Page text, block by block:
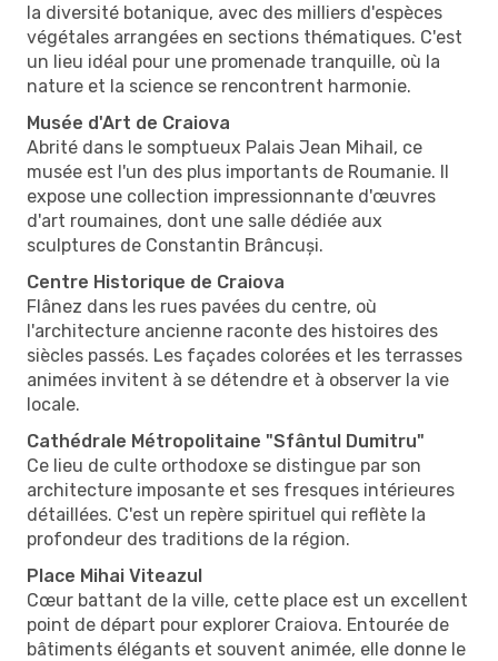
la diversité botanique, avec des milliers d'espèces
végétales arrangées en sections thématiques. C'est
un lieu idéal pour une promenade tranquille, où la
nature et la science se rencontrent harmonie.
Musée d'Art de Craiova
Abrité dans le somptueux Palais Jean Mihail, ce
musée est l'un des plus importants de Roumanie. Il
expose une collection impressionnante d'œuvres
d'art roumaines, dont une salle dédiée aux
sculptures de Constantin Brâncuși.
Centre Historique de Craiova
Flânez dans les rues pavées du centre, où
l'architecture ancienne raconte des histoires des
siècles passés. Les façades colorées et les terrasses
animées invitent à se détendre et à observer la vie
locale.
Cathédrale Métropolitaine "Sfântul Dumitru"
Ce lieu de culte orthodoxe se distingue par son
architecture imposante et ses fresques intérieures
détaillées. C'est un repère spirituel qui reflète la
profondeur des traditions de la région.
Place Mihai Viteazul
Cœur battant de la ville, cette place est un excellent
point de départ pour explorer Craiova. Entourée de
bâtiments élégants et souvent animée, elle donne le